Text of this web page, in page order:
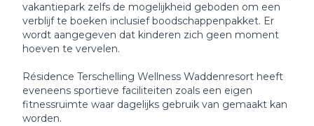
vakantiepark zelfs de mogelijkheid geboden om een
verblijf te boeken inclusief boodschappenpakket. Er
wordt aangegeven dat kinderen zich geen moment
hoeven te vervelen.
Résidence Terschelling Wellness Waddenresort heeft
eveneens sportieve faciliteiten zoals een eigen
fitnessruimte waar dagelijks gebruik van gemaakt kan
worden.